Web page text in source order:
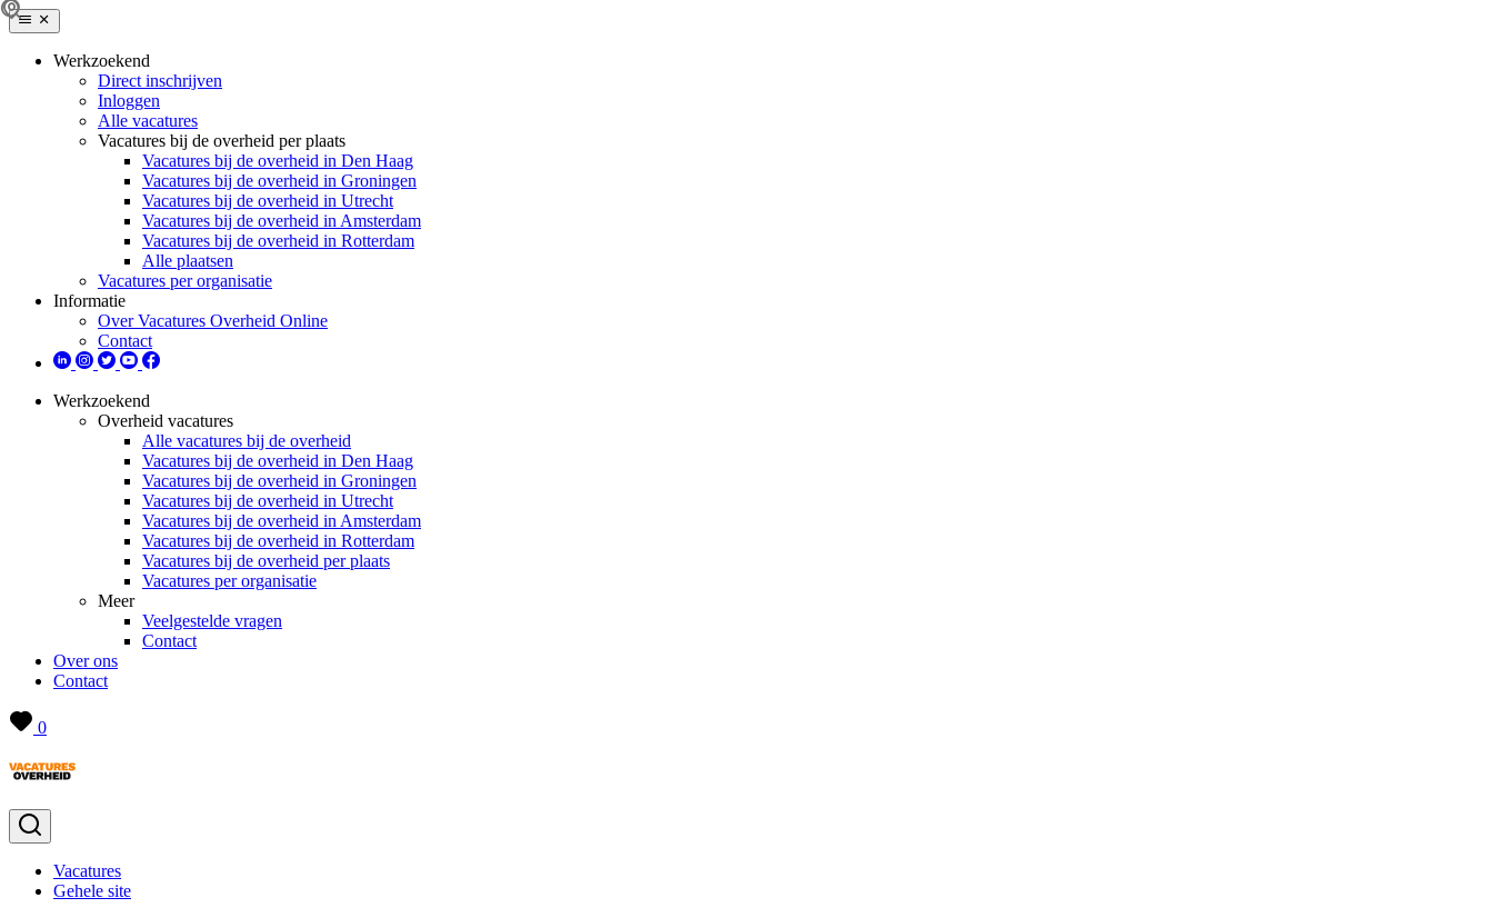
Werkzoekend
Direct inschrijven
Inloggen
Alle vacatures
Vacatures bij de overheid per plaats
Vacatures bij de overheid in Den Haag
Vacatures bij de overheid in Groningen
Vacatures bij de overheid in Utrecht
Vacatures bij de overheid in Amsterdam
Vacatures bij de overheid in Rotterdam
Alle plaatsen
Vacatures per organisatie
Informatie
Over Vacatures Overheid Online
Contact
Werkzoekend
Overheid vacatures
Alle vacatures bij de overheid
Vacatures bij de overheid in Den Haag
Vacatures bij de overheid in Groningen
Vacatures bij de overheid in Utrecht
Vacatures bij de overheid in Amsterdam
Vacatures bij de overheid in Rotterdam
Vacatures bij de overheid per plaats
Vacatures per organisatie
Meer
Veelgestelde vragen
Contact
Over ons
Contact
0
Vacatures
Gehele site